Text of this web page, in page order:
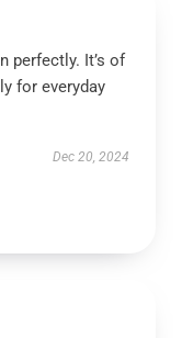
perfectly. It’s of
for everyday
Dec 20, 2024